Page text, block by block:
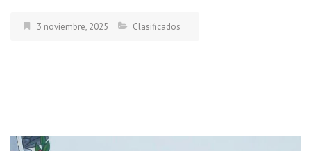
3 noviembre, 2025 Clasificados